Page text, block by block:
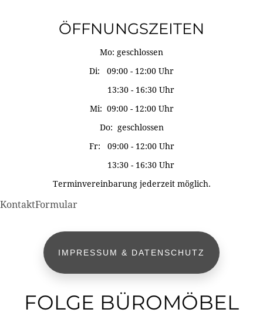
ÖFFNUNGSZEITEN
Mo: geschlossen
Di: 09:00 - 12:00 Uhr
13:30 - 16:30 Uhr
Mi: 09:00 - 12:00 Uhr
Do: geschlossen
Fr: 09:00 - 12:00 Uhr
13:30 - 16:30 Uhr
Terminvereinbarung jederzeit möglich.
KontaktFormular
IMPRESSUM & DATENSCHUTZ
FOLGE BÜROMÖBEL